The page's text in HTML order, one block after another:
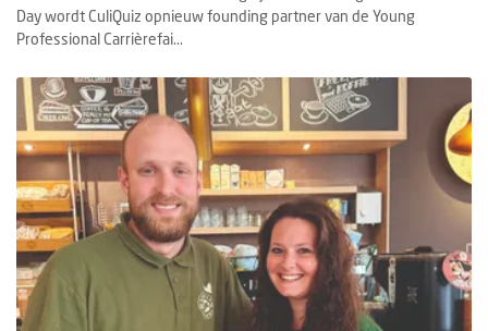
Day wordt CuliQuiz opnieuw founding partner van de Young
Professional Carrièrefai...